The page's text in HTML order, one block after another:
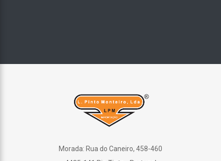
Morada: Rua do Caneiro, 458-460